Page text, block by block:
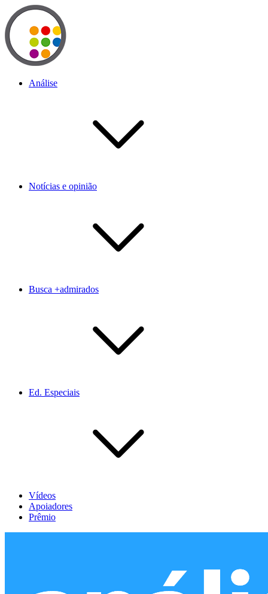
Análise
Notícias e opinião
Busca +admirados
Ed. Especiais
Vídeos
Apoiadores
Prêmio